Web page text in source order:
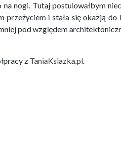
nogi. Tutaj postulowałbym
przeżyciem i stała się okazją
pod względem
z TaniaKsiazka.pl.